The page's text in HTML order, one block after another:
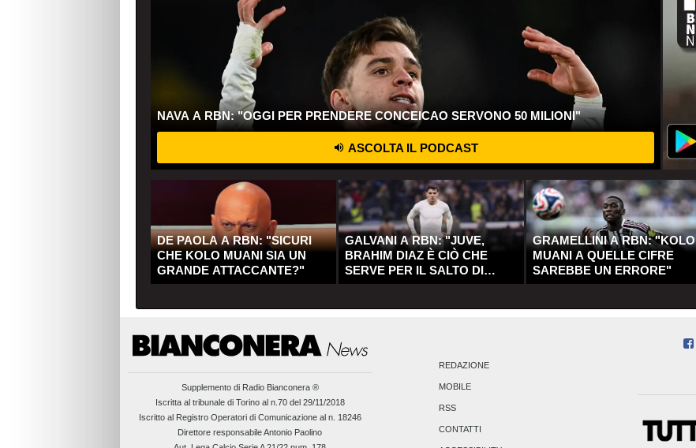
NAVA A RBN: "OGGI PER PRENDERE CONCEICAO SERVONO 50 MILIONI"
ASCOLTA IL PODCAST
DE PAOLA A RBN: "SICURI
CHE KOLO MUANI SIA UN
GRANDE ATTACCANTE?"
GALVANI A RBN: "JUVE,
BRAHIM DIAZ È CIÒ CHE
SERVE PER IL SALTO DI
QUALITÀ"
GRAMELLINI A RBN: "KOLO
MUANI A QUELLE CIFRE
SAREBBE UN ERRORE"
Supplemento di Radio Bianconera ®
Iscritta al tribunale di Torino al n.70 del 29/11/2018
Iscritto al Registro Operatori di Comunicazione al n. 18246
Direttore responsabile Antonio Paolino
REDAZIONE
MOBILE
RSS
CONTATTI